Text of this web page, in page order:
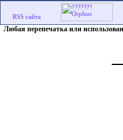
Любая перепечатка или